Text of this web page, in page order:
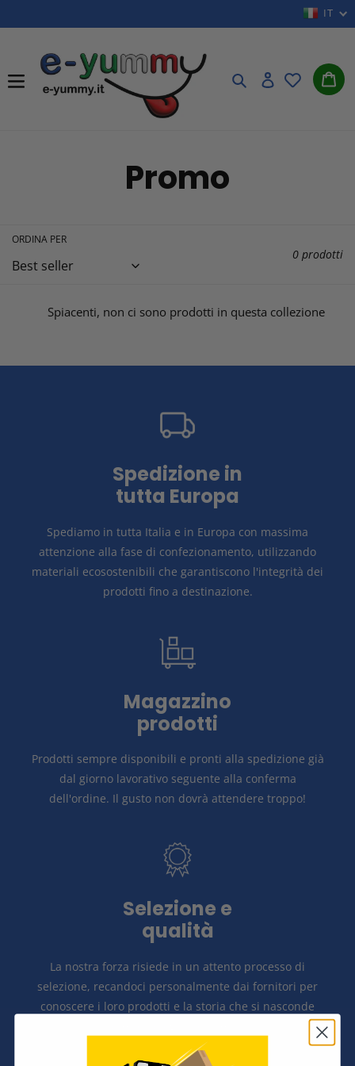
direttamente
contenuti
IT
Cerca Accedi
C
l
e
z
n
e
:
Promo
ORDINA PER
0 prodotti
Spiacenti, non ci sono prodotti in questa collezione
Spedizione in
tutta Europa
Spediamo in tutta Italia e in Europa con massima
attenzione alla fase di confezionamento, utilizzando
materiali ecosostenibili che garantiscono l'integrità dei
prodotti fino a destinazione.
Magazzino
prodotti
Prodotti sempre disponibili e pronti alla spedizione già
dal giorno lavorativo seguente alla conferma
dell'ordine. Il gusto non dovrà attendere troppo!
Selezione e
qualità
La nostra forza risiede in un attento processo di
selezione, recandoci personalmente dai fornitori per
conoscere i loro prodotti e la storia che si nasconde